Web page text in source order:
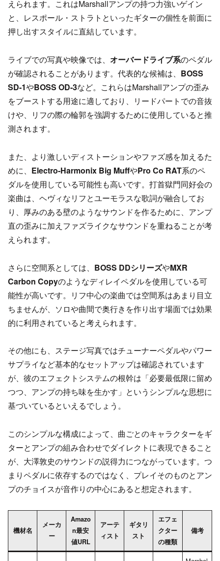
えられます。これはMarshallアンプの持つ力強いゲイン
と、レスポール・ストラトといったギターの個性を前面に
押し出すスタイルに直結しています。
ライブでの写真や映像では、 オーバードライブ系のペダル
が確認されることがあります。代表的な候補は、 BOSS
SD-1やBOSS OD-3など。これらはMarshallアンプの歪み
をブーストする用途に適しており、リードパートでの音抜
けや、リフの際の輪郭を強調するために使用していると推
測されます。
また、より激しいディストーションやファズ感を加えるた
めに、 Electro-Harmonix Big MuffやPro Co RAT系のペ
ダルを使用している可能性も高いです。打首獄門同好会の
楽曲は、ヘヴィなリフとユーモラスな歌詞が融合してお
り、厚みのある壁のようなサウンドを作るために、アンプ
直の歪みに加えファズライクなサウンドを重ねることが考
えられます。
さらに空間系としては、 BOSS DDシリーズやMXR
Carbon Copyのようなディレイペダルを使用している可
能性が高いです。リフ中心の楽曲では空間系はあまり目立
ちませんが、ソロや曲間で奥行きを作り出す場面では効果
的に利用されていると考えられます。
その他にも、ステージ写真ではチューナーペダルやパワー
サプライなど基本的なセットアップは確認されています
が、彼のエフェクトシステムの根幹は「必要最低限に留め
つつ、アンプの持ち味を生かす」というシンプルな思想に
基づいているといえるでしょう。
このシンプルな構成によって、曲ごとのキャラクターをギ
ターとアンプの組み合わせでダイレクトに表現できること
が、大澤敦史のサウンドの説得力につながっています。つ
まりペダルに依存するのではなく、プレイそのものとアン
プのチョイスが音作りの中心にあると想定されます。
機材名
メーカ
ー
Amazo
n最安
値URL
アーテ
ィスト
ギタリ
スト
エフェ
クター
の種類
備考